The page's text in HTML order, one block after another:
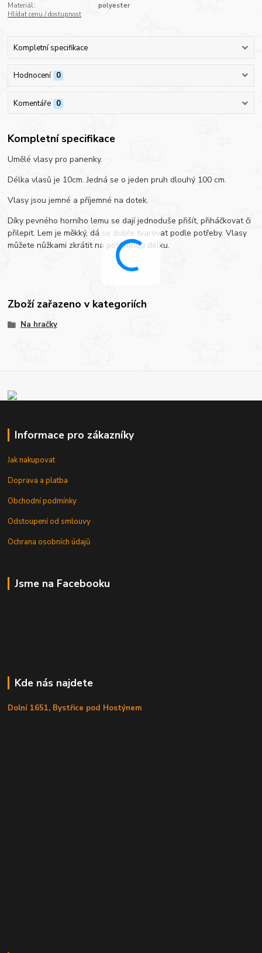
Materiál:
polyester
Hlídat cenu / dostupnost
Kompletní specifikace
Hodnocení 0
Komentáře 0
Kompletní specifikace
Umělé vlasy pro panenky.
Délka vlasů je 10cm. Jedná se o jeden pruh dlouhý 100 cm.
Vlasy jsou jemné a příjemné na dotek.
Díky pevného horního lemu se dají jednoduše přišít, přiháčkovat či
přilepit. Lem je měkký, dá se dobře tvarovat podle potřeby. Vlasy
můžete nůžkami zkrátit na potřebnou délku.
Zboží zařazeno v kategoriích
Na hračky
Informace pro zákazníky
Jak nakupovat
Doprava a platba
Obchodní podmínky
Odstoupení od smlouvy
Ochrana osobních údajů
Jsme na Facebooku
Kde nás najdete
Dolní 1651, Bystřice pod Hostýnem